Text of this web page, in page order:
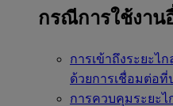
กรณีการใช้งาน
การเข้าถึงระยะไก
ด้วยการเชื่อมต่อที่
การควบคุมระยะไ